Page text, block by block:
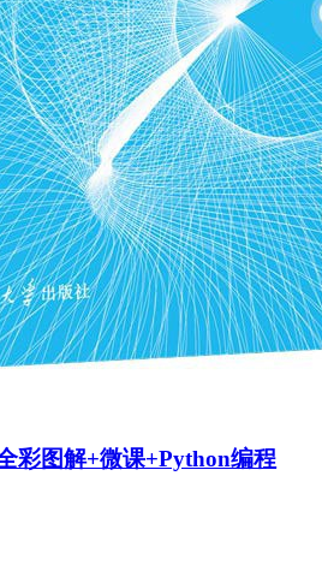
彩图解+微课+Python编程